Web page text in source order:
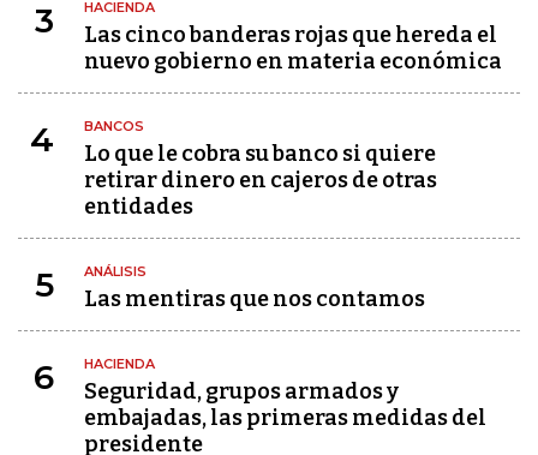
3 HACIENDA
Las cinco banderas rojas que hereda el
nuevo gobierno en materia económica
4 BANCOS
Lo que le cobra su banco si quiere
retirar dinero en cajeros de otras
entidades
5 ANÁLISIS
Las mentiras que nos contamos
6 HACIENDA
Seguridad, grupos armados y
embajadas, las primeras medidas del
presidente